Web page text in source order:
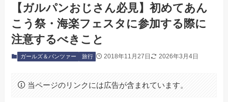
【ガルパンおじさん必見】初めてあん
こう祭・海楽フェスタに参加する際に
注意するべきこと
ガールズ＆パンツァー 旅行 2018年11月27日 2026年3月4日
当ページのリンクには広告が含まれています。